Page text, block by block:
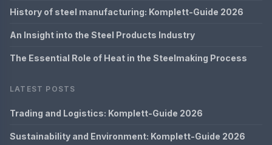
History of steel manufacturing: Komplett-Guide 2026
An Insight into the Steel Products Industry
The Essential Role of Heat in the Steelmaking Process
LATEST POSTS
Trading and Logistics: Komplett-Guide 2026
Sustainability and Environment: Komplett-Guide 2026